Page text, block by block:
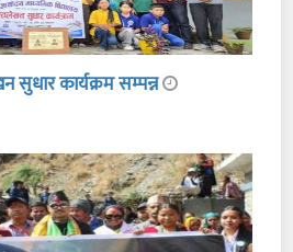
सुधार कार्यक्रम सम्पन्न